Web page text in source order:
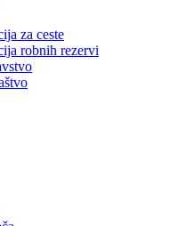
za ceste
robnih rezervi